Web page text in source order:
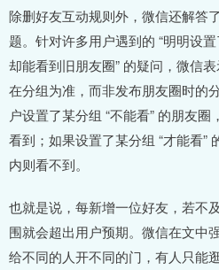
除删好友互动规则外，微信还解答
题。针对许多用户遇到的 “明明设
却能看到旧朋友圈” 的疑问，微信
在分组为准，而非发布朋友圈时的
户设置了某分组 “不能看” 的朋友
看到；如果设置了某分组 “才能看”
内则看不到。
也就是说，每新增一位好友，若不
围就会超出用户预期。微信在文中
给不同的人开不同的门，有人只能